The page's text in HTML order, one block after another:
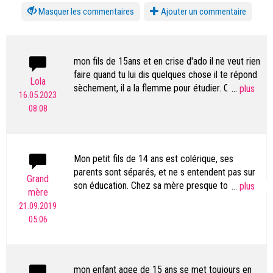
les commentaires Ajouter un commentaire
Lola
16.05.2023
08:08
mon fils de 15ans et en crise d'ado il ne veut rien
faire quand tu lui dis quelques chose il te répond
sèchement, il a la flemme pour étudier. Quoi que
...
Grand
mère
21.09.2019
05:06
Mon petit fils de 14 ans est colérique, ses
parents sont séparés, et ne s entendent pas sur
son éducation. Chez sa mère presque tout est
sa coupe de cheveux, je trouve ça secondaire. Et
...
mon enfant agee de 15 ans se met toujours en